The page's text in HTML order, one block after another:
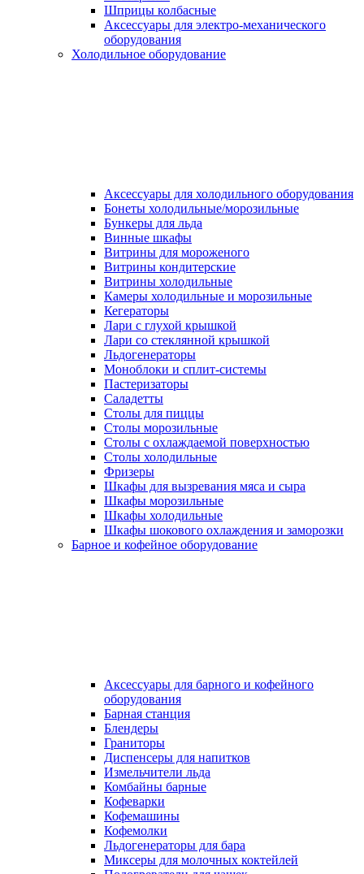
Шприцы колбасные
Аксессуары для электро-механического
оборудования
Холодильное оборудование
Аксессуары для холодильного оборудования
Бонеты холодильные/морозильные
Бункеры для льда
Винные шкафы
Витрины для мороженого
Витрины кондитерские
Витрины холодильные
Камеры холодильные и морозильные
Кегераторы
Лари с глухой крышкой
Лари со стеклянной крышкой
Льдогенераторы
Моноблоки и сплит-системы
Пастеризаторы
Саладетты
Столы для пиццы
Столы морозильные
Столы с охлаждаемой поверхностью
Столы холодильные
Фризеры
Шкафы для вызревания мяса и сыра
Шкафы морозильные
Шкафы холодильные
Шкафы шокового охлаждения и заморозки
Барное и кофейное оборудование
Аксессуары для барного и кофейного
оборудования
Барная станция
Блендеры
Граниторы
Диспенсеры для напитков
Измельчители льда
Комбайны барные
Кофеварки
Кофемашины
Кофемолки
Льдогенераторы для бара
Миксеры для молочных коктейлей